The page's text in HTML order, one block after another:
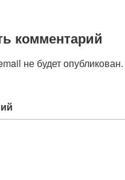
комментарий
не будет опубликован.